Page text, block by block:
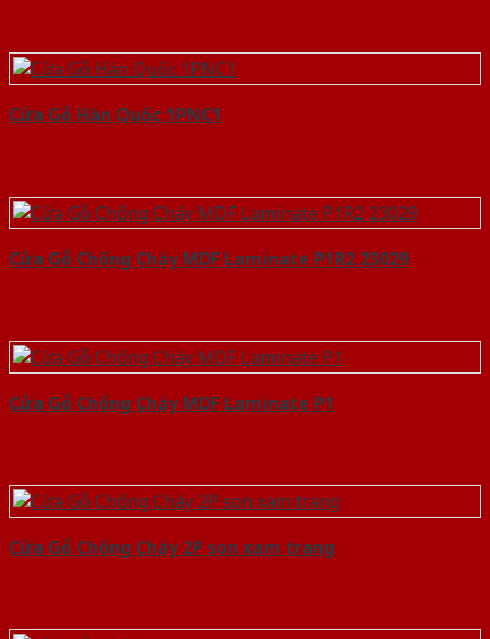
Cửa Gỗ Hàn Quốc 1PNC1
Cửa Gỗ Chống Cháy MDF Laminate P1R2 23029
Cửa Gỗ Chống Cháy MDF Laminate P1
Cửa Gỗ Chống Cháy 2P son xam trang